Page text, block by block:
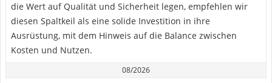
die Wert auf Qualität und Sicherheit legen, empfehlen wir
diesen Spaltkeil als eine solide Investition in ihre
Ausrüstung, mit dem Hinweis auf die Balance zwischen
Kosten und Nutzen.
08/2026